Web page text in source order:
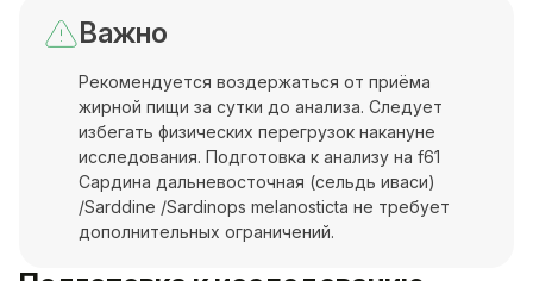
Важно
Рекомендуется воздержаться от приёма
жирной пищи за сутки до анализа. Следует
избегать физических перегрузок накануне
исследования. Подготовка к анализу на f61
Сардина дальневосточная (сельдь иваси)
/Sarddine /Sardinops melanosticta не требует
дополнительных ограничений.